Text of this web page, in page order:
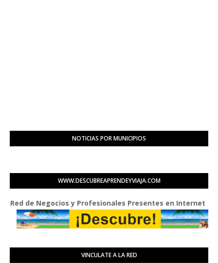
NOTICIAS POR MUNICIPIOS
WWW.DESCUBREAPRENDEYVIAJA.COM
Negocios y Profesionales Presentes en Internet
VINCULATE A LA RED